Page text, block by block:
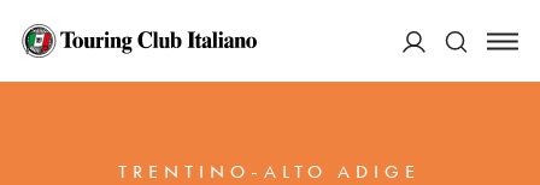
HOME
TRENTINO-ALTO ADIGE